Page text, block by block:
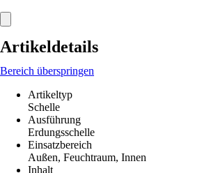
Artikeldetails
Bereich überspringen
Artikeltyp
Schelle
Ausführung
Erdungsschelle
Einsatzbereich
Außen, Feuchtraum, Innen
Inhalt